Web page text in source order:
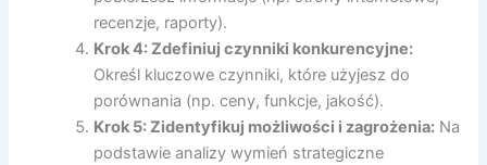
recenzje, raporty).
Krok 4: Zdefiniuj czynniki konkurencyjne:
Określ kluczowe czynniki, które użyjesz do
porównania (np. ceny, funkcje, jakość).
Krok 5: Zidentyfikuj możliwości i zagrożenia: Na
podstawie analizy wymień strategiczne